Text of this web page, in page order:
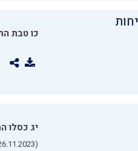
כו טבת
יג כסלו
(26.11.2023)